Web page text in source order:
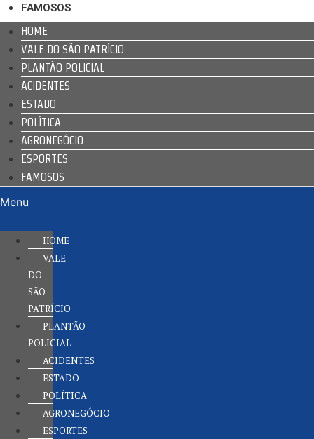
FAMOSOS
HOME
VALE DO SÃO PATRÍCIO
PLANTÃO POLICIAL
ACIDENTES
ESTADO
POLÍTICA
AGRONEGÓCIO
ESPORTES
FAMOSOS
Menu
HOME
VALE
DO
SÃO
PATRÍCIO
PLANTÃO
POLICIAL
ACIDENTES
ESTADO
POLÍTICA
AGRONEGÓCIO
ESPORTES